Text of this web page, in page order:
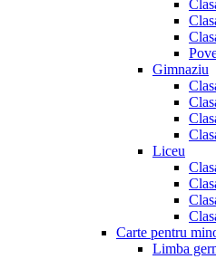
Gimnaziu
Liceu
Carte pentru
Limba